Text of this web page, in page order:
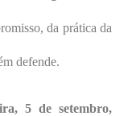
da prática da
defende.
5 de setembro,